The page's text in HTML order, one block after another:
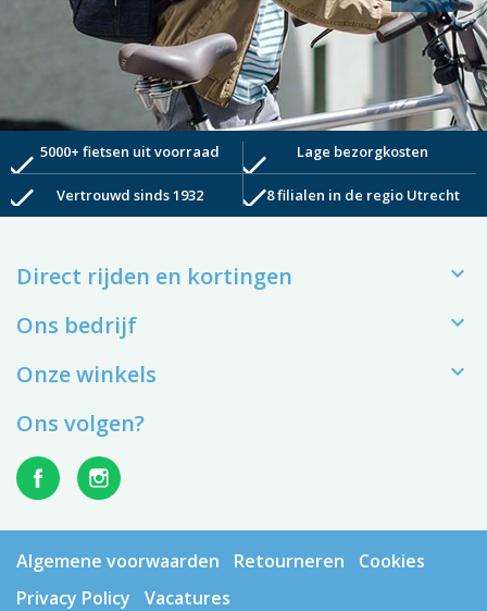
check5000+ fietsen uit voorraad check Lage bezorgkosten
check Vertrouwd sinds 1932 check8 filialen in de regio Utrecht
Direct rijden en kortingen 
Ons bedrijf 
Onze winkels 
Ons volgen?
Algemene voorwaarden Retourneren
Cookies
Privacy Policy
Vacatures